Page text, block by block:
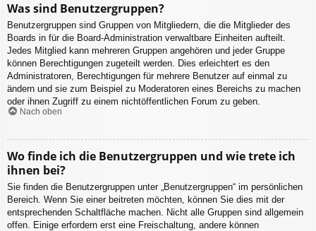
Was sind Benutzergruppen?
Benutzergruppen sind Gruppen von Mitgliedern, die die Mitglieder des
Boards in für die Board-Administration verwaltbare Einheiten aufteilt.
Jedes Mitglied kann mehreren Gruppen angehören und jeder Gruppe
können Berechtigungen zugeteilt werden. Dies erleichtert es den
Administratoren, Berechtigungen für mehrere Benutzer auf einmal zu
ändern und sie zum Beispiel zu Moderatoren eines Bereichs zu machen
oder ihnen Zugriff zu einem nichtöffentlichen Forum zu geben.
Nach oben
Wo finde ich die Benutzergruppen und wie trete ich
ihnen bei?
Sie finden die Benutzergruppen unter „Benutzergruppen“ im persönlichen
Bereich. Wenn Sie einer beitreten möchten, können Sie dies mit der
entsprechenden Schaltfläche machen. Nicht alle Gruppen sind allgemein
offen. Einige erfordern erst eine Freischaltung, andere können